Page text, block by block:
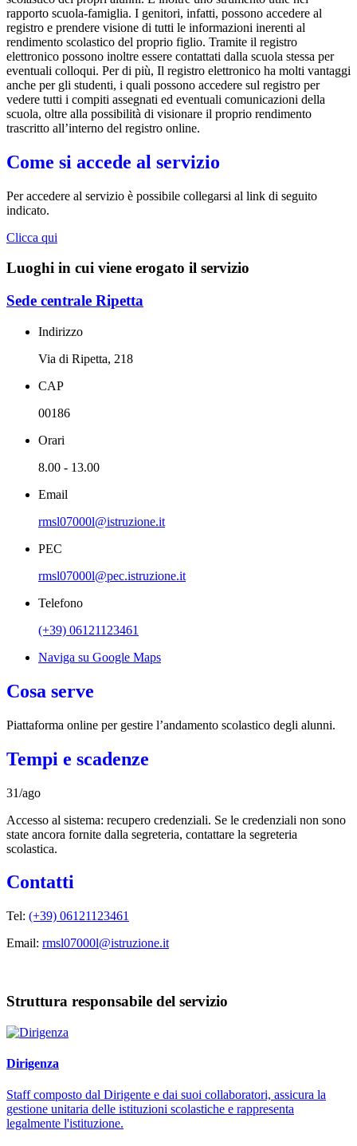
rapporto scuola-famiglia. I genitori, infatti, possono accedere al
registro e prendere visione di tutti le informazioni inerenti al
rendimento scolastico del proprio figlio. Tramite il registro
elettronico possono inoltre essere contattati dalla scuola stessa per
eventuali colloqui. Per di più, Il registro elettronico ha molti vantaggi
anche per gli studenti, i quali possono accedere sul registro per
vedere tutti i compiti assegnati ed eventuali comunicazioni della
scuola, oltre alla possibilità di visionare il proprio rendimento
trascritto all’interno del registro online.
Come si accede al servizio
Per accedere al servizio è possibile collegarsi al link di seguito
indicato.
Clicca qui
Luoghi in cui viene erogato il servizio
Sede centrale Ripetta
Indirizzo
Via di Ripetta, 218
CAP
00186
Orari
8.00 - 13.00
Email
rmsl07000l@istruzione.it
PEC
rmsl07000l@pec.istruzione.it
Telefono
(+39) 06121123461
Naviga su Google Maps
Cosa serve
Piattaforma online per gestire l’andamento scolastico degli alunni.
Tempi e scadenze
31/ago
Accesso al sistema: recupero credenziali. Se le credenziali non sono
state ancora fornite dalla segreteria, contattare la segreteria
scolastica.
Contatti
Tel: (+39) 06121123461
Email: rmsl07000l@istruzione.it
Struttura responsabile del servizio
Dirigenza
Staff composto dal Dirigente e dai suoi collaboratori, assicura la
gestione unitaria delle istituzioni scolastiche e rappresenta
legalmente l'istituzione.